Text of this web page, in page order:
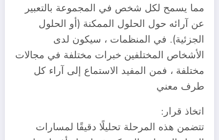
مما يسمح لكل شخص في المجموعة بالتعبير
عن آرائه حول الحلول الممكنة (أو الحلول
الجزئية). في المنظمات ، سيكون لدى
الأشخاص المختلفين خبرات مختلفة في مجالات
مختلفة ، فمن المفيد الاستماع إلى آراء كل
طرف معني
‎تتضمن هذه المرحلة تحليلًا دقيقًا لمسارات